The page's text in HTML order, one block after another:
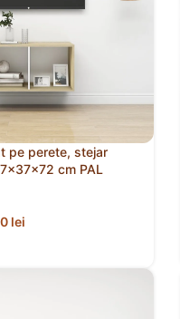
pe perete, stejar
cm PAL
lei